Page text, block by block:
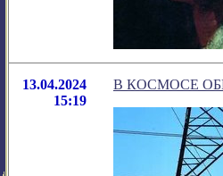
13.04.2024
15:19
В КОСМОСЕ